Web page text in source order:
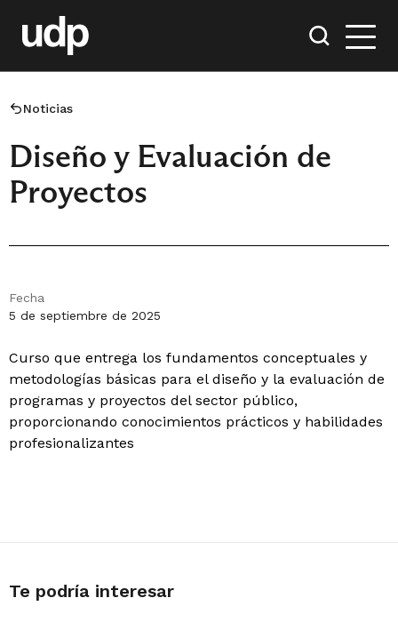
Noticias
Diseño y Evaluación de
Proyectos
Fecha
5 de septiembre de 2025
Curso que entrega los fundamentos conceptuales y
metodologías básicas para el diseño y la evaluación de
programas y proyectos del sector público,
proporcionando conocimientos prácticos y habilidades
profesionalizantes
Te podría interesar